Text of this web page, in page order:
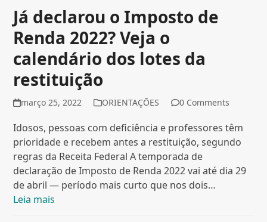
Já declarou o Imposto de
Renda 2022? Veja o
calendário dos lotes da
restituição
março 25, 2022 ORIENTAÇÕES 0 Comments
Idosos, pessoas com deficiência e professores têm
prioridade e recebem antes a restituição, segundo
regras da Receita Federal A temporada de
declaração de Imposto de Renda 2022 vai até dia 29
de abril — período mais curto que nos dois…
Leia mais